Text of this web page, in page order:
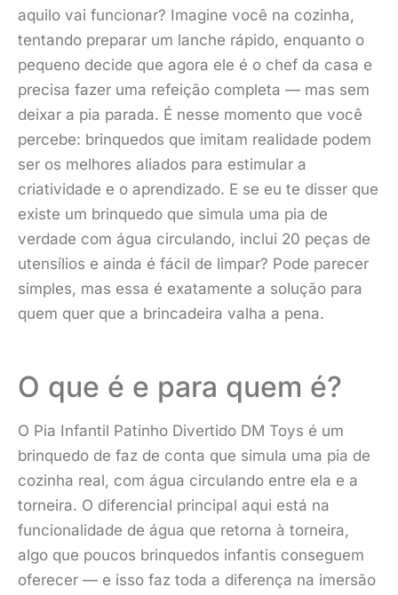
aquilo vai funcionar? Imagine você na cozinha,
tentando preparar um lanche rápido, enquanto o
pequeno decide que agora ele é o chef da casa e
precisa fazer uma refeição completa — mas sem
deixar a pia parada. É nesse momento que você
percebe: brinquedos que imitam realidade podem
ser os melhores aliados para estimular a
criatividade e o aprendizado. E se eu te disser que
existe um brinquedo que simula uma pia de
verdade com água circulando, inclui 20 peças de
utensílios e ainda é fácil de limpar? Pode parecer
simples, mas essa é exatamente a solução para
quem quer que a brincadeira valha a pena.
O que é e para quem é?
O Pia Infantil Patinho Divertido DM Toys é um
brinquedo de faz de conta que simula uma pia de
cozinha real, com água circulando entre ela e a
torneira. O diferencial principal aqui está na
funcionalidade de água que retorna à torneira,
algo que poucos brinquedos infantis conseguem
oferecer — e isso faz toda a diferença na imersão